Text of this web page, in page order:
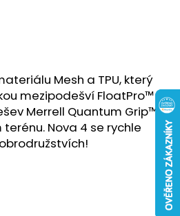
Mesh a TPU, který
mezipodešví FloatPro™
Merrell Quantum Grip™
Nova 4 se rychle